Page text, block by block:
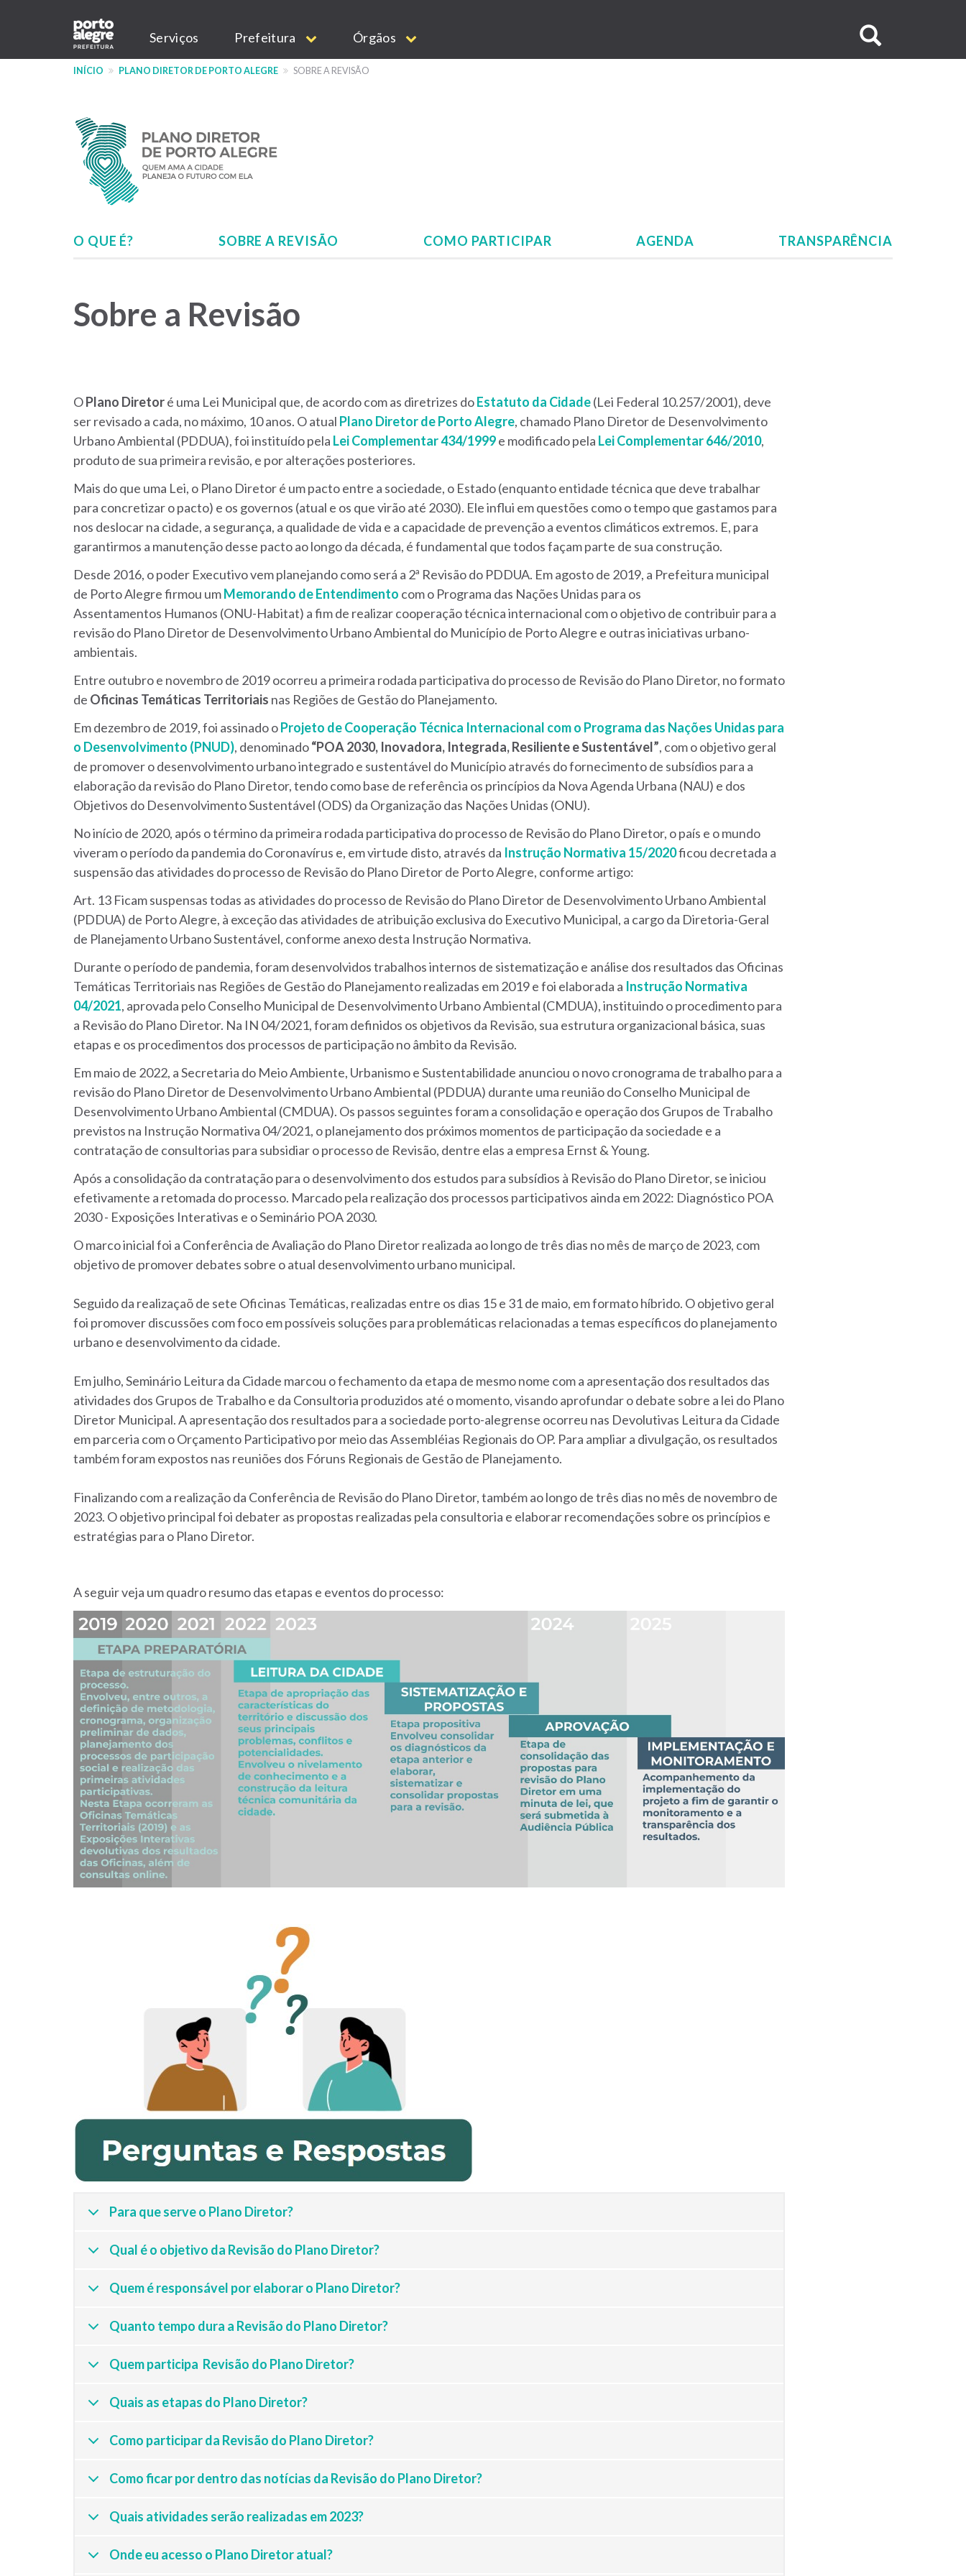
conteúdo
Main
navigation
Serviços Prefeitura Órgãos
no
INÍCIO PLANO DIRETOR DE PORTO ALEGRE SOBRE A REVISÃO
Menu
Diretor
(novo
O QUE É? SOBRE A REVISÃO COMO PARTICIPAR AGENDA TRANSPARÊNCIA
Sobre a Revisão
OPlano Diretoré uma Lei Municipal que, de acordo com as diretrizes doEstatuto da Cidade(Lei Federal 10.257/2001), deve
ser revisado a cada, no máximo, 10 anos. O atual Plano Diretor de Porto Alegre, chamado Plano Diretor de Desenvolvimento
Urbano Ambiental (PDDUA), foi instituído pela Lei Complementar 434/1999e modificado pela Lei Complementar 646/2010,
produto de sua primeira revisão, e por alterações posteriores.
Mais do que uma Lei, o Plano Diretor é um pacto entre a sociedade, o Estado (enquanto entidade técnica que deve trabalhar
para concretizar o pacto) e os governos (atual e os que virão até 2030). Ele influi em questões como o tempo que gastamos para
nos deslocar na cidade, a segurança, a qualidade de vida e a capacidade de prevenção a eventos climáticos extremos. E, para
garantirmos a manutenção desse pacto ao longo da década, é fundamental que todos façam parte de sua construção.
Desde 2016, o poder Executivo vem planejando como será a 2ª Revisão do PDDUA. Em agosto de 2019, a Prefeitura municipal
de Porto Alegre firmou umMemorando de Entendimento com o Programa das Nações Unidas para os
Assentamentos Humanos (ONU-Habitat) a fim de realizar cooperação técnica internacional com o objetivo de contribuir para a
revisão do Plano Diretor de Desenvolvimento Urbano Ambiental do Município de Porto Alegre e outras iniciativas urbano-
ambientais.
Entre outubro e novembro de 2019 ocorreu a primeira rodada participativa do processo de Revisão do Plano Diretor, no formato
de Oficinas Temáticas Territoriais nas Regiões de Gestão do Planejamento.
Em dezembro de 2019, foi assinado oProjeto de Cooperação Técnica Internacional com o Programa das Nações Unidas para
o Desenvolvimento (PNUD), denominado“POA 2030, Inovadora, Integrada, Resiliente e Sustentável”, com o objetivo geral
de promover o desenvolvimento urbano integrado e sustentável do Município através do fornecimento de subsídios para a
elaboração da revisão do Plano Diretor, tendo como base de referência os princípios da Nova Agenda Urbana (NAU) e dos
Objetivos do Desenvolvimento Sustentável (ODS) da Organização das Nações Unidas (ONU).
No início de 2020, após o término da primeira rodada participativa do processo de Revisão do Plano Diretor, o país e o mundo
viveram o período da pandemia do Coronavírus e, em virtude disto, através da Instrução Normativa 15/2020ficou decretada a
suspensão das atividades do processo de Revisão do Plano Diretor de Porto Alegre, conforme artigo:
Art. 13 Ficam suspensas todas as atividades do processo de Revisão do Plano Diretor de Desenvolvimento Urbano Ambiental
(PDDUA) de Porto Alegre, à exceção das atividades de atribuição exclusiva do Executivo Municipal, a cargo da Diretoria-Geral
de Planejamento Urbano Sustentável, conforme anexo desta Instrução Normativa.
Durante o período de pandemia, foram desenvolvidos trabalhos internos de sistematização e análise dos resultados das Oficinas
Temáticas Territoriais nas Regiões de Gestão do Planejamento realizadas em 2019 e foi elaborada a Instrução Normativa
04/2021, aprovada pelo Conselho Municipal de Desenvolvimento Urbano Ambiental (CMDUA), instituindo o procedimento para
a Revisão do Plano Diretor. Na IN 04/2021, foram definidos os objetivos da Revisão, sua estrutura organizacional básica, suas
etapas e os procedimentos dos processos de participação no âmbito da Revisão.
Em maio de 2022, a Secretaria do Meio Ambiente, Urbanismo e Sustentabilidade anunciou o novo cronograma de trabalho para a
revisão do Plano Diretor de Desenvolvimento Urbano Ambiental (PDDUA) durante uma reunião do Conselho Municipal de
Desenvolvimento Urbano Ambiental (CMDUA). Os passos seguintes foram a consolidação e operação dos Grupos de Trabalho
previstos na Instrução Normativa 04/2021, o planejamento dos próximos momentos de participação da sociedade e a
contratação de consultorias para subsidiar o processo de Revisão, dentre elas a empresa Ernst & Young.
Após a consolidação da contratação para o desenvolvimento dos estudos para subsídios à Revisão do Plano Diretor, se iniciou
efetivamente a retomada do processo. Marcado pela realização dos processos participativos ainda em 2022: Diagnóstico POA
2030 - Exposições Interativas e o Seminário POA 2030.
O marco inicial foi a Conferência de Avaliação do Plano Diretor realizada ao longo de três dias no mês de março de 2023, com
objetivo de promover debates sobre o atual desenvolvimento urbano municipal.
Seguido da realizaçaõ de sete Oficinas Temáticas, realizadas entre os dias 15 e 31 de maio, em formato híbrido. O objetivo geral
foi promover discussões com foco em possíveis soluções para problemáticas relacionadas a temas específicos do planejamento
urbano e desenvolvimento da cidade.
Em julho, Seminário Leitura da Cidade marcou o fechamento da etapa de mesmo nome com a apresentação dos resultados das
atividades dos Grupos de Trabalho e da Consultoria produzidos até o momento, visando aprofundar o debate sobre a lei do Plano
Diretor Municipal. A apresentação dos resultados para a sociedade porto-alegrense ocorreu nas Devolutivas Leitura da Cidade
em parceria com o Orçamento Participativo por meio das Assembléias Regionais do OP. Para ampliar a divulgação, os resultados
também foram expostos nas reuniões dos Fóruns Regionais de Gestão de Planejamento.
Finalizando com a realização da Conferência de Revisão do Plano Diretor, também ao longo de três dias no mês de novembro de
2023. O objetivo principal foi debater as propostas realizadas pela consultoria e elaborar recomendações sobre os princípios e
estratégias para o Plano Diretor.
A seguir veja um quadro resumo das etapas e eventos do processo:
Para que serve o Plano Diretor?
Qual é o objetivo da Revisão do Plano Diretor?
Quem é responsável por elaborar o Plano Diretor?
Quanto tempo dura a Revisão do Plano Diretor?
Quem participa Revisão do Plano Diretor?
Quais as etapas do Plano Diretor?
Como participar da Revisão do Plano Diretor?
Como ficar por dentro das notícias da Revisão do Plano Diretor?
Quais atividades serão realizadas em 2023?
Onde eu acesso o Plano Diretor atual?